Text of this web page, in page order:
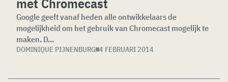
Google geeft vanaf heden alle ontwikkelaars de
mogelijkheid om het gebruik van Chromecast mogelijk te
maken. D...
DOMINIQUE PIJNENBURG 4 FEBRUARI 2014